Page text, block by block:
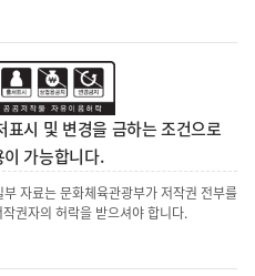
시 및 변경을 금하는 조건으로
가능합니다.
자료는 문화체육관광부가 저작권 전부를
권자의 허락을 받으셔야 합니다.